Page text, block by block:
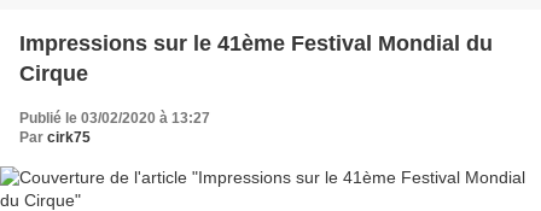
Impressions sur le 41ème Festival Mondial du
Cirque
Publié le 03/02/2020 à 13:27
Par cirk75